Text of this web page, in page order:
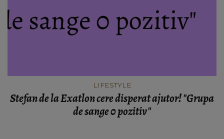
LIFESTYLE
Stefan de la Exatlon cere disperat ajutor! "Grupa
de sange 0 pozitiv"